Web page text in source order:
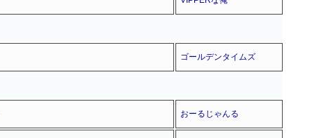
ゴールデンタイムズ
おーるじゃんる